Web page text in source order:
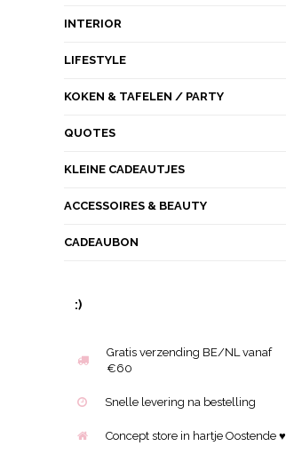
INTERIOR
LIFESTYLE
KOKEN & TAFELEN / PARTY
QUOTES
KLEINE CADEAUTJES
ACCESSOIRES & BEAUTY
CADEAUBON
:)
Gratis verzending BE/NL vanaf
€60
Snelle levering na bestelling
Concept store in hartje Oostende ♥